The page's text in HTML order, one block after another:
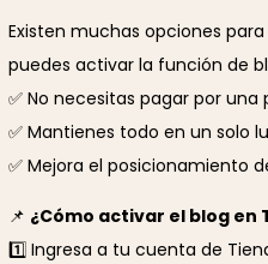
Existen muchas opciones
puedes activar la función de
✅ No necesitas pagar por
✅ Mantienes todo en un solo
✅ Mejora el posicionamiento
📌 ¿Cómo activar el blog en
1️⃣ Ingresa a tu cuenta de